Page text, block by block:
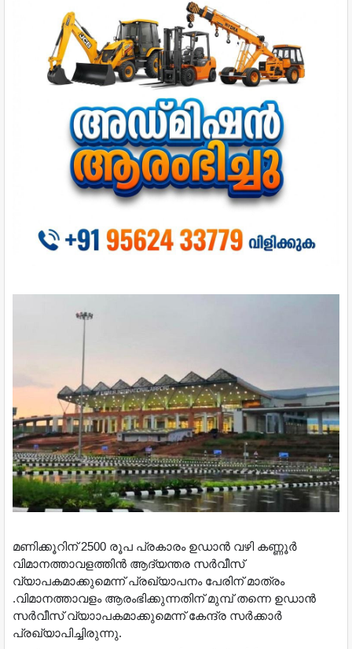
മണിക്കൂറിന് 2500 രൂപ പ്രകാരം ഉഡാൻ വഴി കണ്ണൂർ
വിമാനത്താവളത്തിൻ ആദ്യന്തര സർവീസ്
വ്യാപകമാക്കുമെന്ന് പ്രഖ്യാപനം പേരിന് മാത്രം
.വിമാനത്താവളം ആരംഭിക്കുന്നതിന് മുമ്പ് തന്നെ ഉഡാൻ
സർവീസ് വ്യാാപകമാക്കുമെന്ന് കേന്ദ്ര സർക്കാർ
പ്രഖ്യാപിച്ചിരുന്നു.